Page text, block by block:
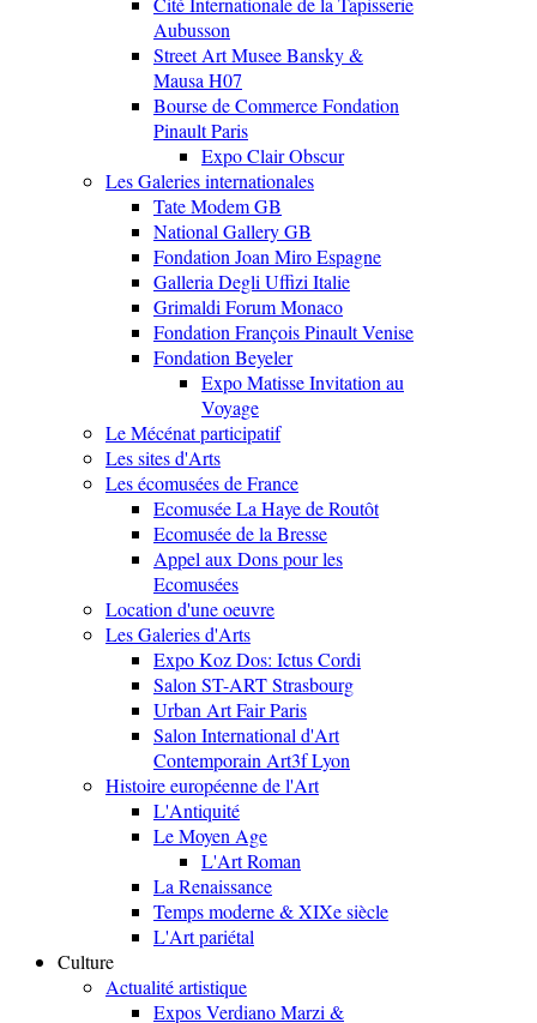
Aubusson
Street Art Musee Bansky &
Mausa H07
Bourse de Commerce Fondation
Pinault Paris
Expo Clair Obscur
Les Galeries internationales
Tate Modem GB
National Gallery GB
Fondation Joan Miro Espagne
Galleria Degli Uffizi Italie
Grimaldi Forum Monaco
Fondation François Pinault Venise
Fondation Beyeler
Expo Matisse Invitation au
Voyage
Le Mécénat participatif
Les sites d'Arts
Les écomusées de France
Ecomusée La Haye de Routôt
Ecomusée de la Bresse
Appel aux Dons pour les
Ecomusées
Location d'une oeuvre
Les Galeries d'Arts
Expo Koz Dos: Ictus Cordi
Salon ST-ART Strasbourg
Urban Art Fair Paris
Salon International d'Art
Contemporain Art3f Lyon
Histoire européenne de l'Art
L'Antiquité
Le Moyen Age
L'Art Roman
La Renaissance
Temps moderne & XIXe siècle
L'Art pariétal
Culture
Actualité artistique
Expos Verdiano Marzi &